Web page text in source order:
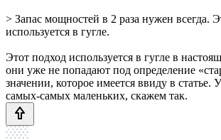
> Запас мощностей в 2 раза нужен всегда.
используется в гугле.
Этот подход используется в гугле в
они уже не попадают под определение
значении, которое имеется ввиду в статье.
самых-самых маленьких, скажем так.